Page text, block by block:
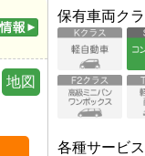
地図
保有車両ク
各種サービス